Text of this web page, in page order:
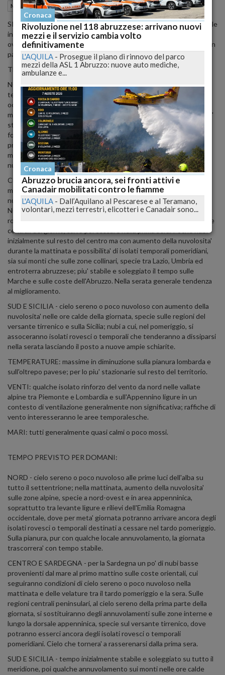
Meteo 10 Giugno 2015 09:38
SITUAZIONE: sul nostro Paese permangono condizioni di generale
instabilita' che si manifestano maggiormente sulle regioni di nord-
ovest e, durante le ore pomeridiane, su quelle centro-meridionali in
particolare sui versanti tirrenici.
TEMPO PREVISTO FINO ALLA MEZZANOTTE:
NORD - nubi diffuse sul nord-ovest, con rovesci sparsi e isolati
temporali tra Piemonte, Val d'Aosta, Liguria e Lombardia
occidentale, fenomeni che pur essendo piu' probabili sulle zone
montuose tenderanno ad interessare anche la pianura; tempo piu'
stabile sulle regioni di nord-est e sull'Emilia Romagna, ma con
formazione di nuvolosita' a ridosso dei monti nelle ore calde e
probabili temporali pomeridiani; nella serata generale tendenza al
miglioramento con cessazione delle piogge e dissipazione delle
nubi.
CENTRO E SARDEGNA - cielo inizialmente sereno sulla Sardegna
ma con annuvolamenti dalla tarda mattinata sui rilievi montuosi,
nubi a cui si assoceranno degli isolati temporali nel pomeriggio.
Nuvolosita' piu' diffusa sulla Toscana gia' nella mattinata con
rovesci sparsi e isolati temporali che si faranno piu' diffusi nelle ore
centrali del giorno, salvo poi cessare nella prima sera. Poche nubi
inizialmente sul resto del centro ma con aumento della nuvolosita'
durante la mattinata e possibilita' di isolati temporali pomeridiani,
sia sui monti che sulle zone collinari, specie tra Lazio, Umbria ed
entroterra abruzzese; piu' stabile e soleggiato il tempo sulle
Marche e sulle coste dell'Abruzzo. Nella serata generale tendenza
al miglioramento.
SUD E SICILIA - cielo sereno o poco nuvoloso con aumento della
nuvolosita' nelle ore calde della giornata, specie sulle regioni del
versante tirrenico e sulla Sicilia; nubi a cui, nel pomeriggio, si
assoceranno isolati rovesci o temporali che tenderanno a dissiparsi
nella serata lasciando il posto a nuove ampie schiarite.
TEMPERATURE: massime in diminuzione sulla pianura lombarda e
sull'oltrepo pavese; per lo piu' stazionarie sul resto del territorio.
VENTI: qualche isolato rinforzo del vento da nord nelle vallate
alpine tra Piemonte e Lombardia e sull'Appennino ligure in un
contesto di ventilazione generalmente non significativa; raffiche di
vento interesseranno le aree temporalesche.
MARI: tutti generalmente quasi calmi o poco mossi.
TEMPO PREVISTO PER DOMANI:
NORD - cielo sereno o poco nuvoloso alle prime luci dell'alba su
tutto il settentrione; nella mattinata, aumento della nuvolosita'
sulle zone alpine, specie a nord-ovest e in area appenninica,
soprattutto tra levante ligure e rilievi dell'Emilia Romagna
occidentale, dove per meta' giornata potranno arrivare ancora degli
isolati rovesci o temporali destinati a cessare nel tardo pomeriggio.
Sulla pianura, pur con qualche locale annuvolamento, la giornata
trascorrera' con tempo stabile.
CENTRO E SARDEGNA - per la Sardegna un po' di nubi basse
provenienti dal mare al primo mattino sulle coste orientali, cui
seguiranno condizioni di cielo sereno o poco nuvoloso nella
mattinata e delle velature tra il tardo pomeriggio e la sera. Sulle
regioni centrali peninsulari, al cielo sereno della prima parte della
giornata, si sostituiranno degli annuvolamenti sulle zone interne e
lungo la dorsale appenninica, specie sul versante tirrenico, dove
potranno esserci ancora degli isolati rovesci o temporali
pomeridiani. Cielo che tornera' a rasserenarsi dalla prima sera.
SUD E SICILIA - tempo inizialmente stabile e soleggiato su tutto il
meridione, poi qualche annuvolamento sui monti nelle ore calde
Cronaca
Rivoluzione nel 118 abruzzese: arrivano nuovi
mezzi e il servizio cambia volto
definitivamente
L'AQUILA - Prosegue il piano di rinnovo del parco
mezzi della ASL 1 Abruzzo: nuove auto mediche,
ambulanze e...
Cronaca
Abruzzo brucia ancora, sei fronti attivi e
Canadair mobilitati contro le fiamme
L'AQUILA - Dall’Aquilano al Pescarese e al Teramano,
volontari, mezzi terrestri, elicotteri e Canadair sono...